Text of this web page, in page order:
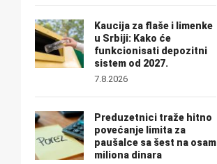
Kaucija za flaše i limenke
u Srbiji: Kako će
funkcionisati depozitni
sistem od 2027.
7.8.2026
Preduzetnici traže hitno
povećanje limita za
paušalce sa šest na osam
miliona dinara